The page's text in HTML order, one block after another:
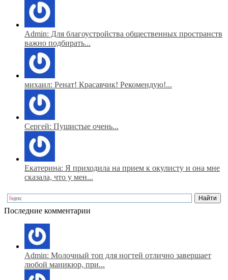
Admin: Для благоустройства общественных пространств
важно подбирать...
михаил: Ренат! Красавчик! Рекомендую!...
Сергей: Пушистые очень...
Екатерина: Я приходила на прием к окулисту и она мне
сказала, что у мен...
Последние комментарии
Admin: Молочный топ для ногтей отлично завершает
любой маникюр, при...